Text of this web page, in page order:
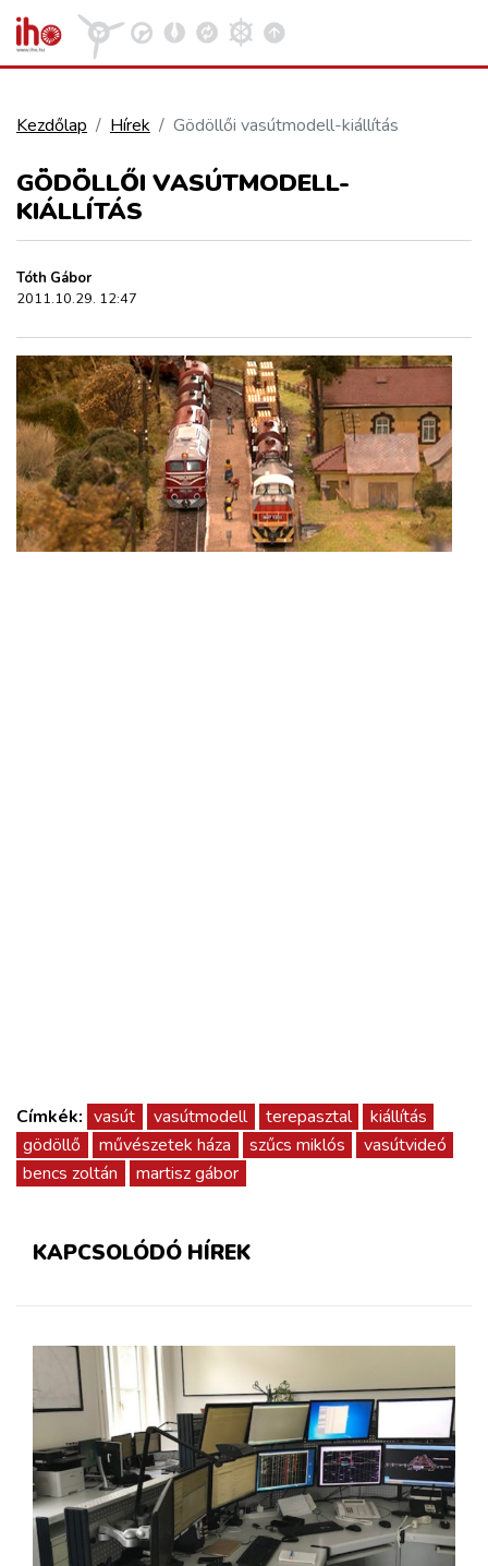
VASÚT
REPÜLÉS
KÖZLEKEDÉSFEJLESZTÉS
ELLÁTÁSI LÁNC
ZÖLDÚT
HAJÓZÁS
Kezdőlap Hírek Gödöllői vasútmodell-kiállítás
GÖDÖLLŐI VASÚTMODELL-
KIÁLLÍTÁS
Tóth Gábor
2011.10.29. 12:47
Címkék: vasút vasútmodell terepasztal
kiállítás
gödöllő
művészetek háza szűcs miklós
vasútvideó
bencs zoltán
martisz gábor
KAPCSOLÓDÓ HÍREK